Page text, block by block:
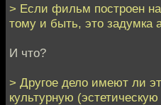
> Если фильм построен
тому и быть, это задумка
И что?
> Другое дело имеют ли
культурную